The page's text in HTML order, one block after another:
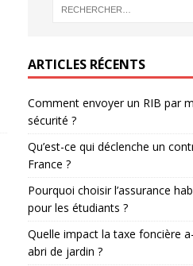
ARTICLES RÉCENTS
Comment envoyer un RIB par
sécurité ?
Qu’est-ce qui déclenche un
France ?
Pourquoi choisir l’assurance
pour les étudiants ?
Quelle impact la taxe foncière
abri de jardin ?